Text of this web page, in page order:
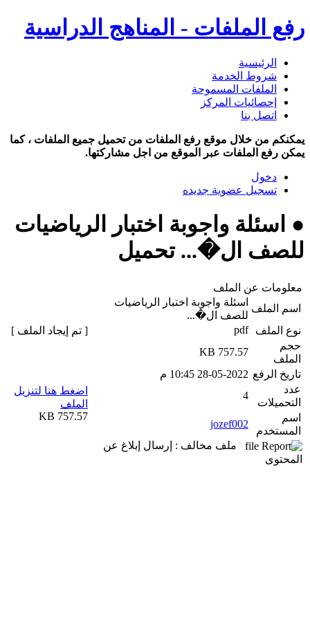
رفع الملفات - المناهج الدراسية
الرئيسية
شروط الخدمة
الملفات المسموحة
إحصائيات المركز
اتصل بنا
يمكنكم من خلال موقع رفع الملفات من تحميل جميع الملفات ، كما
يمكن رفع الملفات عبر الموقع من اجل مشاركتها.
دخول
تسجيل عضوية جديده
● اسئلة واجوبة اختبار الرياضيات
للصف ال�... تحميل
معلومات عن الملف
اسم الملف
اسئلة واجوبة اختبار الرياضيات
للصف ال�...
نوع الملف
pdf
حجم
الملف
757.57 KB
تاريخ الرفع 28-05-2022 10:45 م
عدد
التحميلات
4
اسم
المستخدم
jozef002
ملف مخالف : إرسال إبلاغ عن
المحتوى
[ تم إيجاد الملف ]
اضغط هنا لتنزيل
الملف
757.57 KB